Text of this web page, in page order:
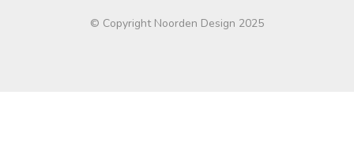
© Copyright Noorden Design 2025